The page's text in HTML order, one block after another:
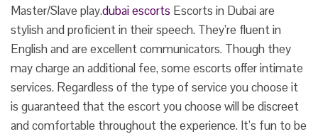
Master/Slave play.dubai escorts Escorts in Dubai are
stylish and proficient in their speech. They’re fluent in
English and are excellent communicators. Though they
may charge an additional fee, some escorts offer intimate
services. Regardless of the type of service you choose it
is guaranteed that the escort you choose will be discreet
and comfortable throughout the experience. It’s fun to be